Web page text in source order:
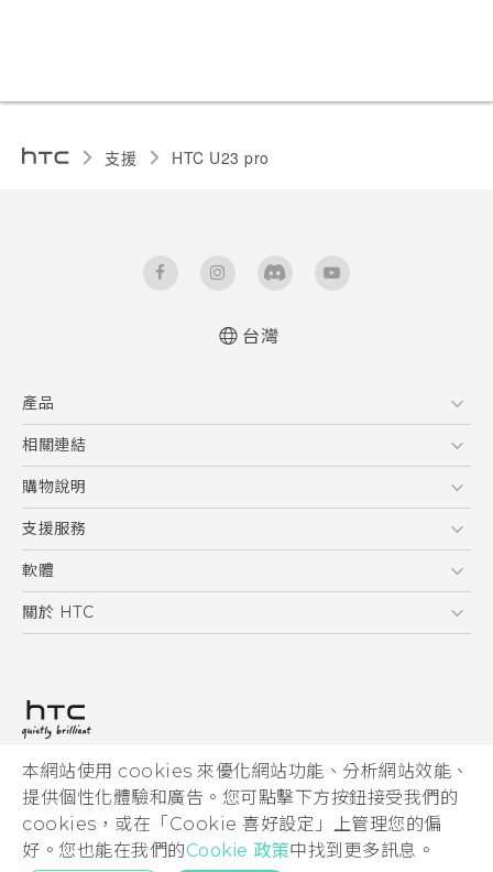
本網站使用 cookies 來優化網站功能、分析網站效能、
提供個性化體驗和廣告。您可點擊下方按鈕接受我們的
cookies，或在「Cookie 喜好設定」上管理您的偏
好。您也能在我們的Cookie 政策中找到更多訊息。
支援 HTC U23 pro‎
User manual
台灣
產品
5G
智慧型手機
配件
相關連結
HTC Research
購物說明
購物須知
訂單管理
付款方式
支援服務
到府收送維修服務
服務中心資訊
客戶服務佈告欄
軟體
應用程式
HTC Sync Manager
關於 HTC
投資人
隱私權政策
產品安全性
Cookie
© 2011-2026 HTC Corporation
HTC 法律文件
宏達國際電子股份有限公司 | 統一編號16003518